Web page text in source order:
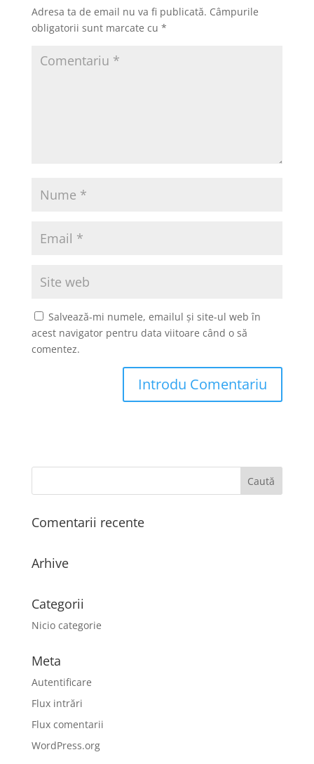
Adresa ta de email nu va fi publicată. Câmpurile
obligatorii sunt marcate cu *
Salvează-mi numele, emailul și site-ul web în
acest navigator pentru data viitoare când o să
comentez.
Comentarii recente
Arhive
Categorii
Nicio categorie
Meta
Autentificare
Flux intrări
Flux comentarii
WordPress.org